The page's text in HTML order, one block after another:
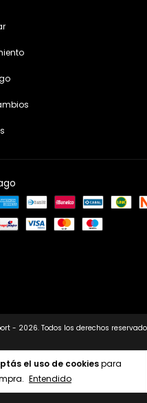
el uso de cookiespara
Entendido
- 2026. Todos los derechos